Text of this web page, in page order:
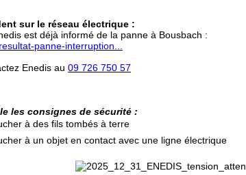
sur le réseau électrique :
est déjà informé de la panne à Bousbach :
panne-interruption...
Enedis au 09 726 750 57
les consignes de sécurité :
à des fils tombés à terre
à un objet en contact avec une ligne électrique